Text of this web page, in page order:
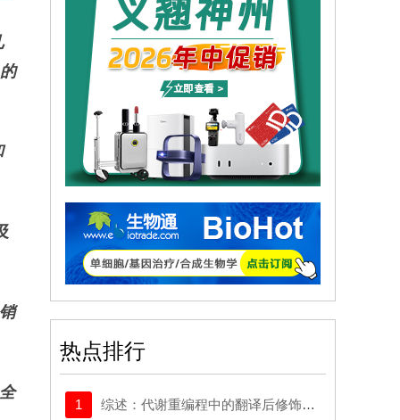
热点排行
1 综述：代谢重编程中的翻译后修饰：对癌症代谢治疗和免疫治疗的启示